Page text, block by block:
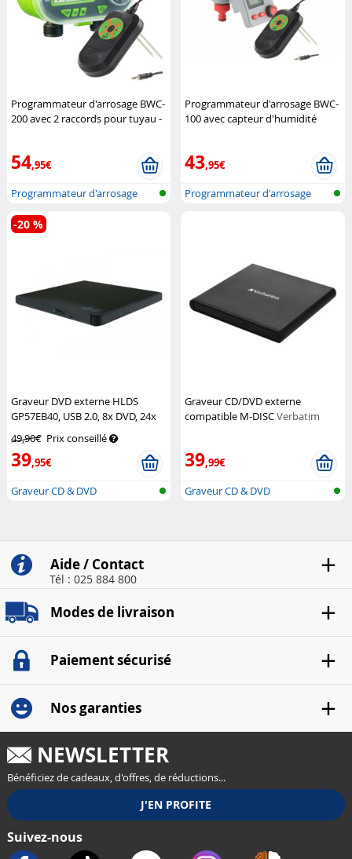
Programmateur d'arrosage BWC-
200 avec 2 raccords pour tuyau -
54,95€
Programmateur d'arrosage
avec humid...
Programmateur d'arrosage BWC-
100 avec capteur d'humidité
43,95€
Programmateur d'arrosage
Graveur DVD externe HLDS
GP57EB40, USB 2.0, 8x DVD, 24x
49,90€ Prix conseillé
39,95€
-20 %
Graveur CD & DVD
Graveur CD/DVD externe
compatible M-DISCVerbatim
39,99€
Graveur CD & DVD
Aide / Contact
Tél : 025 884 800
Modes de livraison
Paiement sécurisé
Nos garanties
NEWSLETTER
Bénéficiez de cadeaux, d'offres, de réductions...
Suivez-nous